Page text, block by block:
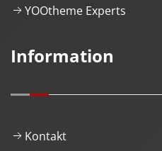
YOOtheme Experts
Information
Kontakt